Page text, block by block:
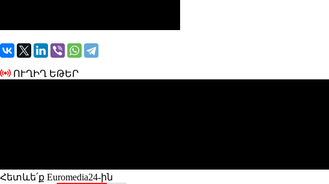
ՈՒՂԻՂ ԵԹԵՐ
Հետևե՛ք Euromedia24-ին